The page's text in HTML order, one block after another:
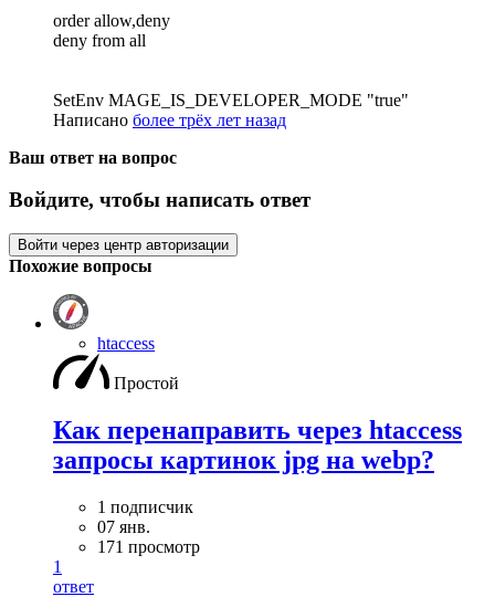
order allow,deny
deny from all
SetEnv MAGE_IS_DEVELOPER_MODE "true"
Написано более трёх лет назад
Ваш ответ на вопрос
Войдите, чтобы написать ответ
Войти через центр авторизации
Похожие вопросы
htaccess
Простой
Как перенаправить через htaccess
запросы картинок jpg на webp?
1 подписчик
07 янв.
171 просмотр
1
ответ